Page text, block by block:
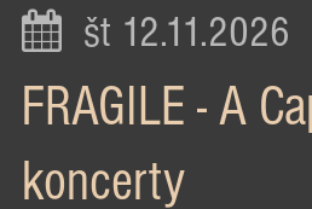
št 12.11.2026
FRAGILE - A
koncerty